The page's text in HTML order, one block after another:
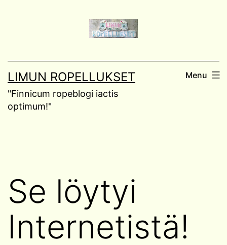
LIMUN ROPELLUKSET
"Finnicum ropeblogi iactis
optimum!"
Menu
Se löytyi
Internetistä!